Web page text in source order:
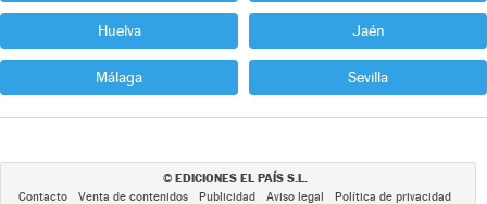
Huelva Jaén
Málaga Sevilla
© EDICIONES EL PAÍS S.L.
Contacto Venta de contenidos Publicidad Aviso legal Política de privacidad